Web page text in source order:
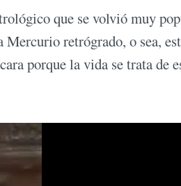
que se volvió muy
Mercurio retrógrado, o sea,
porque la vida se trata de